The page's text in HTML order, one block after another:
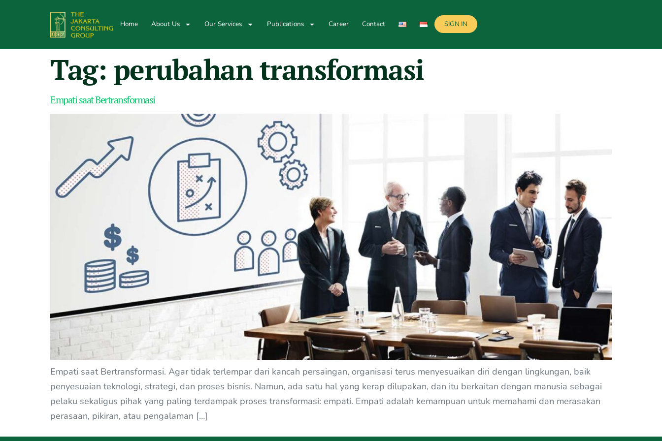
Home About Us Our Services Publications Career Contact SIGN IN
Tag: perubahan transformasi
Empati saat Bertransformasi
Empati saat Bertransformasi. Agar tidak terlempar dari kancah persaingan, organisasi terus menyesuaikan diri dengan lingkungan, baik
penyesuaian teknologi, strategi, dan proses bisnis. Namun, ada satu hal yang kerap dilupakan, dan itu berkaitan dengan manusia sebagai
pelaku sekaligus pihak yang paling terdampak proses transformasi: empati. Empati adalah kemampuan untuk memahami dan merasakan
perasaan, pikiran, atau pengalaman […]